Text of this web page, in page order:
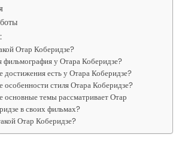
Отар Коберидзе?
фильмография у Отара Коберидзе?
достижения есть у Отара Коберидзе?
особенности стиля Отара Коберидзе?
основные темы рассматривает Отар
в своих фильмах?
Отар Коберидзе?